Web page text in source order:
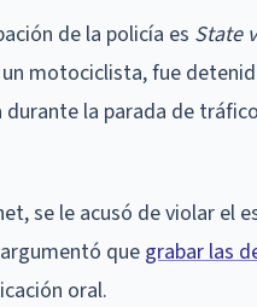
de la policía es State
motociclista, fue
la parada de
se le acusó de violar
quegrabar las
oral.